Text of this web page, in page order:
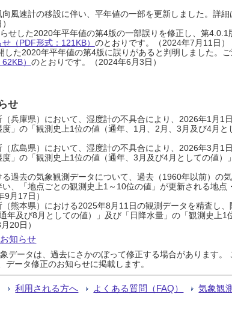
風速計の移設に伴い、平年値の一部を更新しました。詳細
せした2020年平年値の第4版の一部誤りを修正し、第
（PDF形式：121KB） のとおりです。（2024年7月11日）
した2020年平年値の第4版に誤りがあると判明しました。
） のとおりです。（2024年6月3日）
せ
兵庫県）において、湿度計の不具合により、2026年1月
」の「観測史上1位の値（通年、1月、2月、3月及び4月
広島県）において、湿度計の不具合により、2026年3月
」の「観測史上1位の値（通年、3月及び4月としての値
過去の気象観測データについて、過去（1960年以前）の
、「地点ごとの観測史上1～10位の値」が更新される地点
月17日）
熊本県）における2025年8月11日の観測データを精査し
年及び8月としての値）」及び「日降水量」の「観測史
20日）
知らせ
データは、過去にさかのぼって修正する場合があります
データ修正のお知らせに掲載します。
利用される方へ よくある質問（FAQ） 気象観